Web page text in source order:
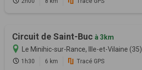
Circuit de Saint-Buc à 3km
Le Minihic-sur-Rance, Ille-et-Vilaine (35)
1h30 6 km Tracé GPS